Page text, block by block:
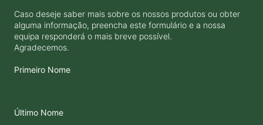
Caso deseje saber mais sobre os nossos produtos ou obter
alguma informação, preencha este formulário e a nossa
equipa responderá o mais breve possível.
Agradecemos.
Primeiro Nome
Último Nome